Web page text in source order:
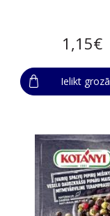
1,15€
Ielikt grozā